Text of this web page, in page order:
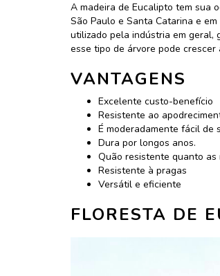
A madeira de Eucalipto tem sua
São Paulo e Santa Catarina e
utilizado pela indústria em geral,
esse tipo de árvore pode
VANTAGENS
Excelente custo-benefício
Resistente ao
É moderadamente fácil de
Dura por longos anos.
Quão resistente quanto as
Resistente à pragas
Versátil e eficiente
FLORESTA DE